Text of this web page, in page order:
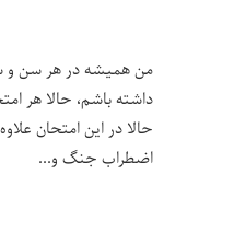
من همیشه در هر سن و
داشته باشم، حالا هر
حالا در این امتحان
اضطراب جنگ و